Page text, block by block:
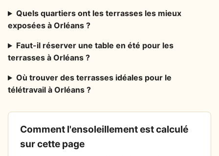
Quels quartiers ont les terrasses les mieux
exposées à Orléans ?
Faut-il réserver une table en été pour les
terrasses à Orléans ?
Où trouver des terrasses idéales pour le
télétravail à Orléans ?
Comment l'ensoleillement est calculé
sur cette page